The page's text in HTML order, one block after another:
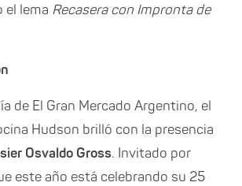
el lema Recasera con Impronta de
de El Gran Mercado Argentino, el
Hudson brilló con la presencia
Osvaldo Gross. Invitado por
este año está celebrando su 25